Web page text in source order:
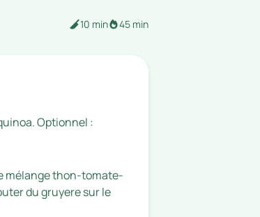
10 min 45 min
Optionnel :
mélange thon-tomate-
du gruyere sur le